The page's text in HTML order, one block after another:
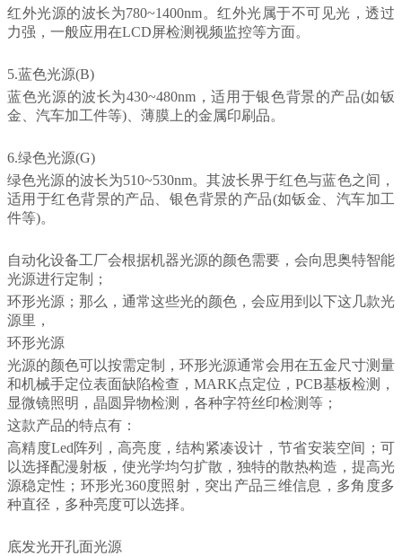
红外光源的波长为780~1400nm。红外光属于不可见光，透过
力强，一般应用在LCD屏检测视频监控等方面。
5.蓝色光源(B)
蓝色光源的波长为430~480nm，适用于银色背景的产品(如钣
金、汽车加工件等)、薄膜上的金属印刷品。
6.绿色光源(G)
绿色光源的波长为510~530nm。其波长界于红色与蓝色之间，
适用于红色背景的产品、银色背景的产品(如钣金、汽车加工
件等)。
自动化设备工厂会根据机器光源的颜色需要，会向思奥特智能
光源进行定制；
环形光源；那么，通常这些光的颜色，会应用到以下这几款光
源里，
环形光源
光源的颜色可以按需定制，环形光源通常会用在五金尺寸测量
和机械手定位表面缺陷检查，MARK点定位，PCB基板检测，
显微镜照明，晶圆异物检测，各种字符丝印检测等；
这款产品的特点有：
高精度Led阵列，高亮度，结构紧凑设计，节省安装空间；可
以选择配漫射板，使光学均匀扩散，独特的散热构造，提高光
源稳定性；环形光360度照射，突出产品三维信息，多角度多
种直径，多种亮度可以选择。
底发光开孔面光源